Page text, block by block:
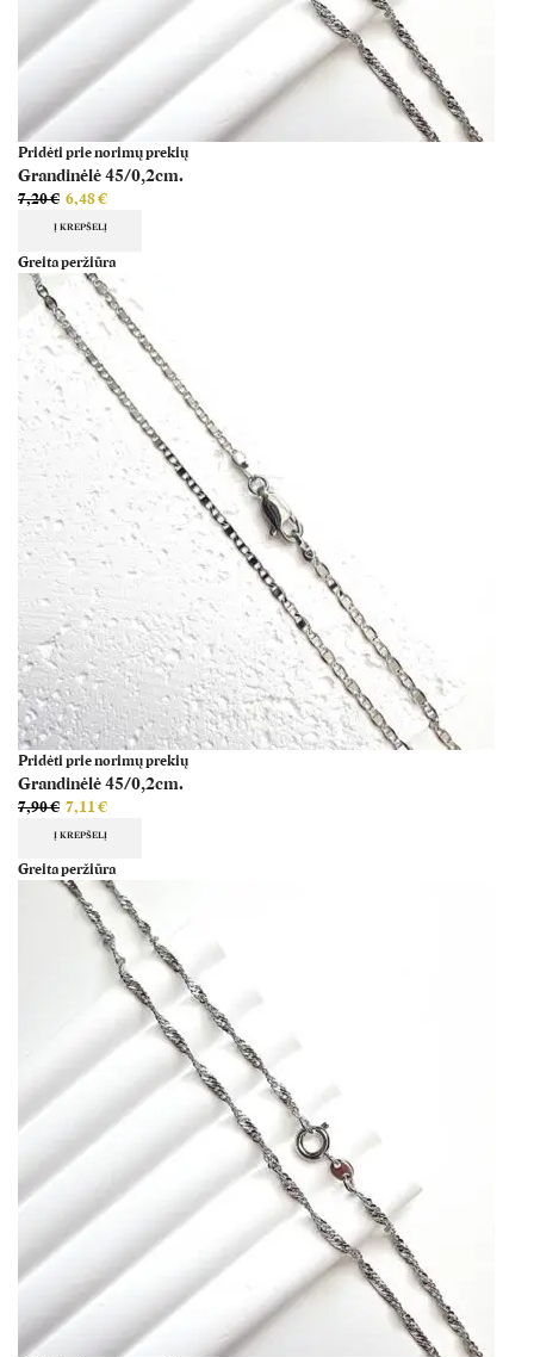
Pridėti prie norimų prekių
Grandinėlė 45/0,2cm.
7,20€ 6,48€
Į KREPŠELĮ
Greita peržiūra
Pridėti prie norimų prekių
Grandinėlė 45/0,2cm.
7,90€ 7,11€
Į KREPŠELĮ
Greita peržiūra